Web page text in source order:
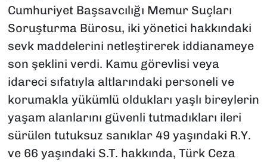
Cumhuriyet Başsavcılığı Memur Suçları
Soruşturma Bürosu, iki yönetici hakkındaki
sevk maddelerini netleştirerek iddianameye
son şeklini verdi. Kamu görevlisi veya
idareci sıfatıyla altlarındaki personeli ve
korumakla yükümlü oldukları yaşlı bireylerin
yaşam alanlarını güvenli tutmadıkları ileri
sürülen tutuksuz sanıklar 49 yaşındaki R.Y.
ve 66 yaşındaki S.T. hakkında, Türk Ceza